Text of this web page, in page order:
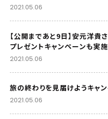
2021.05.06
【公開まであと9日】安元洋貴
プレゼントキャンペーンも実施
2021.05.06
旅の終わりを見届けようキャン
2021.05.06